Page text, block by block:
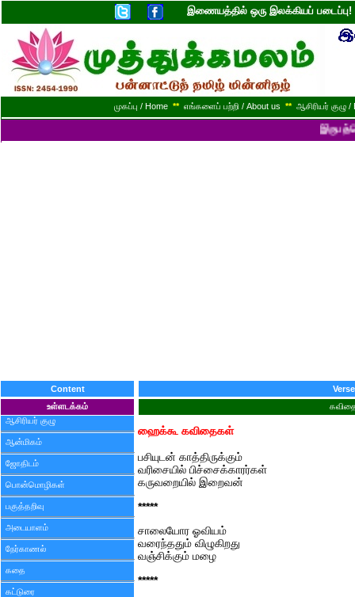
இணையத்தில் ஒரு இலக்கியப்
முகப்பு / Home ** எங்களைப் பற்றி / About us ** ஆசிரியர் குழு
Content
உள்ளடக்கம்
ஆசிரியர் குழு
ஆன்மிகம்
ஜோதிடம்
பொன்மொழிகள்
பகுத்தறிவு
அடையாளம்
நேர்காணல்
கதை
கட்டுரை
Verse
ஹைக்கூ கவிதைகள்
பசியுடன் காத்திருக்கும்
வரிசையில் பிச்சைக்காரர்கள்
கருவறையில் இறைவன்
*****
சாலையோர ஓவியம்
வரைந்ததும் விழுகிறது
வஞ்சிக்கும் மழை
*****